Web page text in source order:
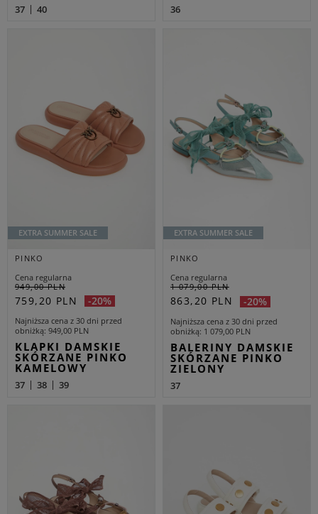
37 40 36
EXTRA SUMMER SALE
PINKO
Cena regularna
949,00 PLN
759,20 PLN -20%
Najniższa cena z 30 dni przed
obniżką 949,00 PLN
KLAPKI DAMSKIE
SKÓRZANE PINKO
KAMELOWY
37 38 39
EXTRA SUMMER SALE
PINKO
Cena regularna
1 079,00 PLN
863,20 PLN -20%
Najniższa cena z 30 dni przed
obniżką 1 079,00 PLN
BALERINY DAMSKIE
SKÓRZANE PINKO
ZIELONY
37